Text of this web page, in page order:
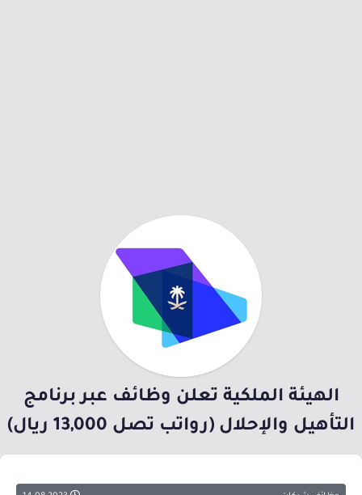
الهيئة الملكية تعلن وظائف عبر برنامج
التأهيل والإحلال (رواتب تصل 13,000 ريال)